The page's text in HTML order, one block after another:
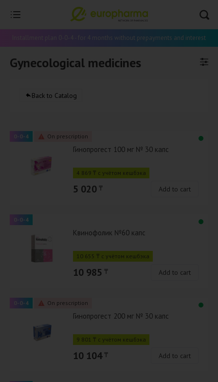
Installment plan 0-0-4 - for 4 months without prepayments and interest
Gynecological medicines
Back to Catalog
0-0-4 On prescription
Гинопрогест 100 мг № 30 капс
4 869 ₸ с учётом кешбэка
5 020 ₸ Add to cart
0-0-4
Квинофолик №60 капс
10 655 ₸ с учётом кешбэка
10 985 ₸ Add to cart
0-0-4 On prescription
Гинопрогест 200 мг № 30 капс
9 801 ₸ с учётом кешбэка
10 104 ₸ Add to cart